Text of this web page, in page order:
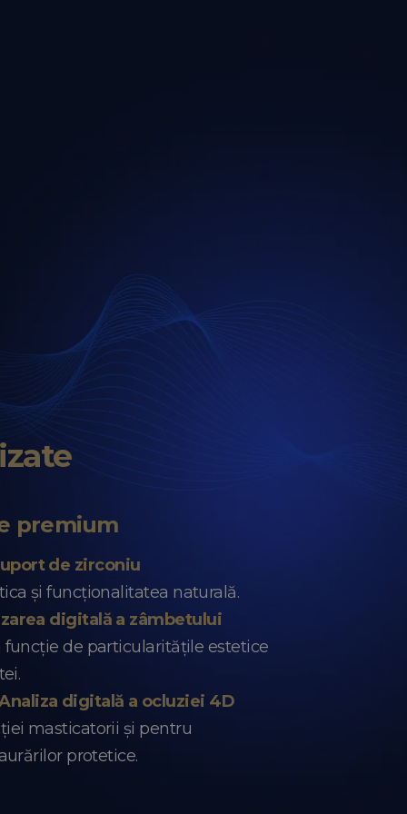
premium
de zirconiu
și funcționalitatea naturală.
digitală a zâmbetului
de particularitățile estetice
digitală a ocluziei 4D
masticatorii și pentru
protetice.